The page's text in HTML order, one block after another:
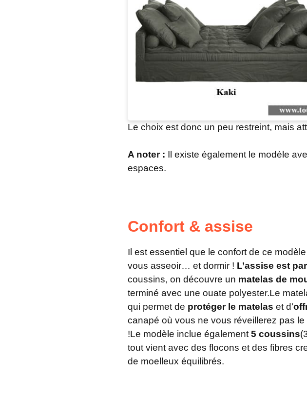
Le choix est donc un peu restreint, mais
A noter : Il existe également le modèle
espaces.
Confort & assise
Il est essentiel que le confort de ce
vous asseoir… et dormir ! L’assise est
coussins, on découvre un matelas de
terminé avec une ouate polyester.Le
qui permet de protéger le matelas et d’
canapé où vous ne vous réveillerez pas
!Le modèle inclue également 5 coussins
tout vient avec des flocons et des fibres
de moelleux équilibrés.